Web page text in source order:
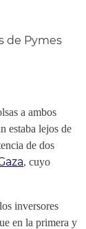
de Pymes
a ambos
estaba lejos de
de dos
, cuyo
inversores
en la primera y